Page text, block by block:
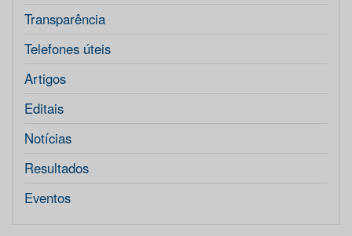
Transparência
Telefones úteis
Artigos
Editais
Notícias
Resultados
Eventos